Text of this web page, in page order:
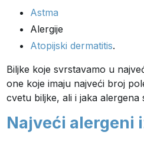
Astma
Alergije
Atopijski dermatitis.
Biljke koje svrstavamo u
one koje imaju najveći broj
cvetu biljke, ali i jaka alergena
Najveći alergeni